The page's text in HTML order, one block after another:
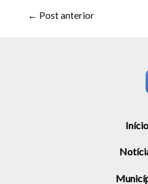
← Post anterior
Início